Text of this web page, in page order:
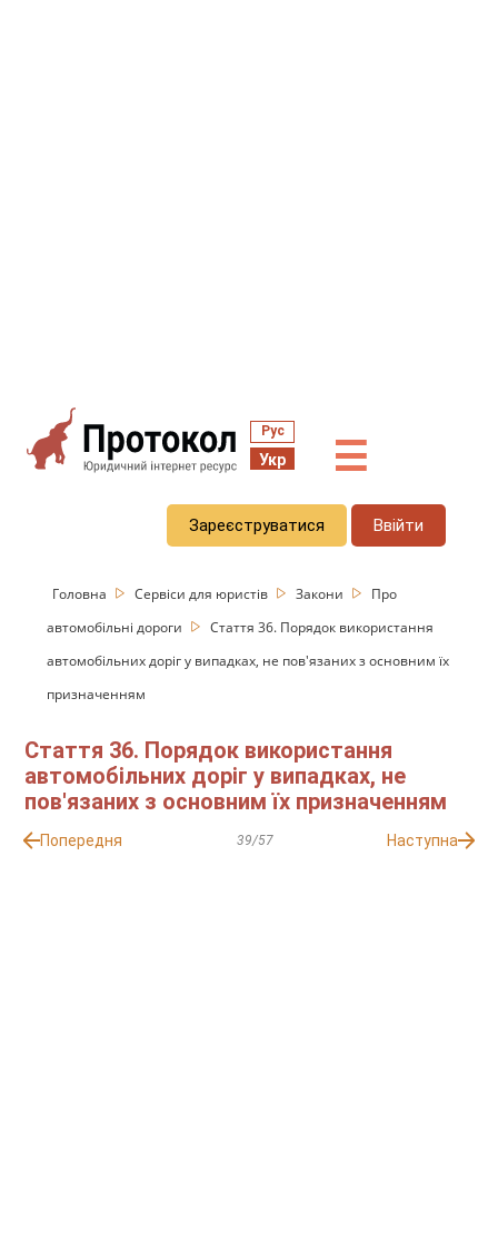
Рус
Укр ☰
Зареєструватися Ввійти
Головна Сервіси для юристів Закони
Про
автомобільні дороги
Стаття 36. Порядок використання
автомобільних доріг у випадках, не пов'язаних з основним їх
призначенням
Стаття 36. Порядок використання
автомобільних доріг у випадках, не
пов'язаних з основним їх призначенням
Попередня 39/57 Наступна